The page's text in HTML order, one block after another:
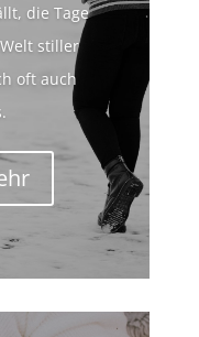
die Tage
stiller
oft auch